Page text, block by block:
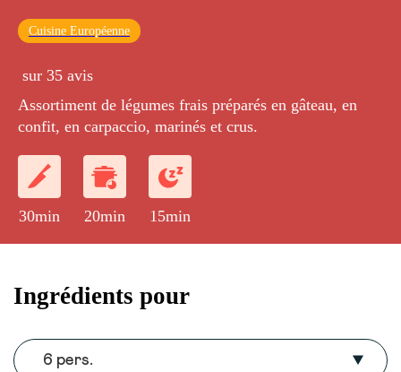
Cuisine Européenne
sur 35 avis
Assortiment de légumes frais préparés en gâteau, en
confit, en carpaccio, marinés et crus.
30min 20min 15min
Ingrédients pour
6 pers.